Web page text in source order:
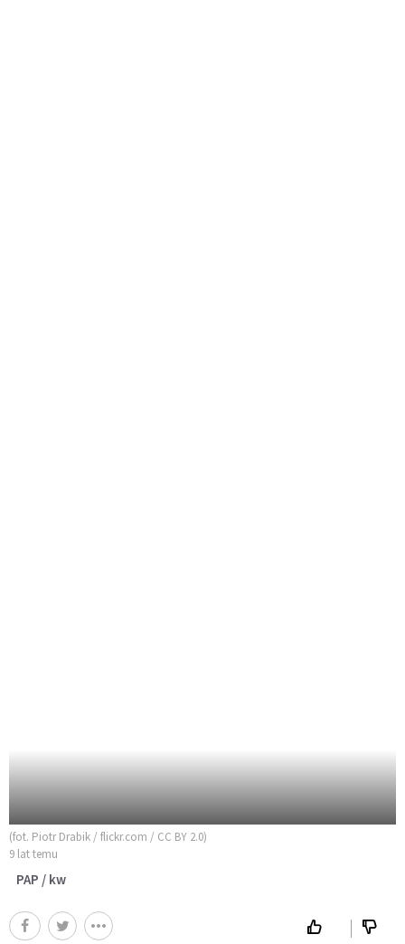
(fot. Piotr Drabik / flickr.com / CC BY 2.0)
9 lat temu
PAP / kw